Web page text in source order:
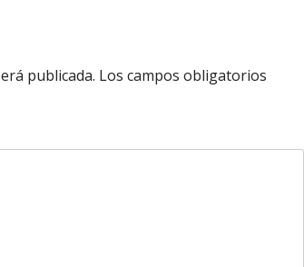
publicada. Los campos obligatorios